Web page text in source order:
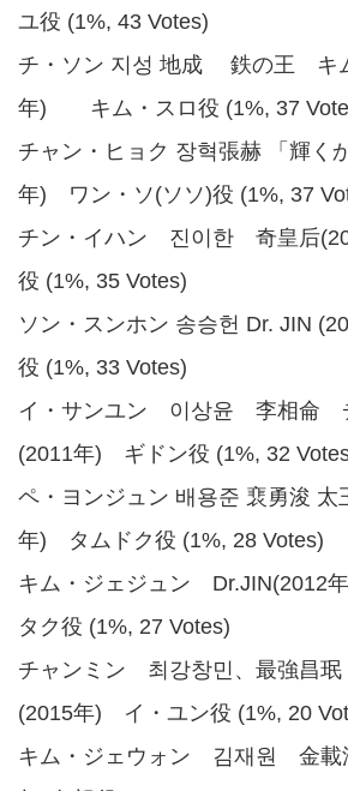
ユ役 (1%, 43 Votes)
チ・ソン 지성 地成 鉄の王 キ
年) キム・スロ役 (1%, 37
チャン・ヒョク 장혁張赫 「輝く
年) ワン・ソ(ソソ)役 (1%, 37
チン・イハン 진이한 奇皇后
役 (1%, 35 Votes)
ソン・スンホン 송승헌 Dr. JIN
役 (1%, 33 Votes)
イ・サンユン 이상윤 李相侖
(2011年) ギドン役 (1%, 32
ペ・ヨンジュン 배용준 裵勇浚 太
年) タムドク役 (1%, 28 Votes)
キム・ジェジュン Dr.JIN(2012
タク役 (1%, 27 Votes)
チャンミン 최강창민、最強昌
(2015年) イ・ユン役 (1%, 20
キム・ジェウォン 김재원 金